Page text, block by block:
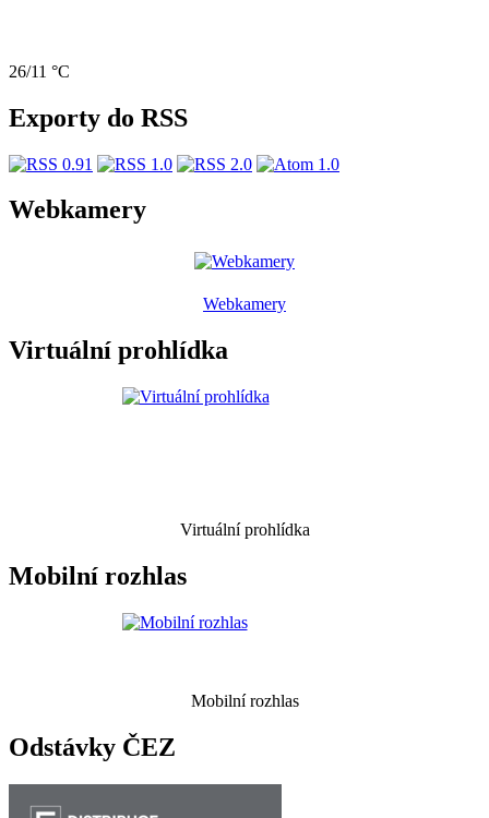
26/11 °C
Exporty do RSS
Webkamery
Webkamery
Virtuální prohlídka
Virtuální prohlídka
Mobilní rozhlas
Mobilní rozhlas
Odstávky ČEZ